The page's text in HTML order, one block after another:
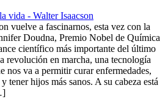
vida - Walter Isaacson
vuelve a fascinarnos, esta vez con la
Doudna, Premio Nobel de Química
científico más importante del último
revolución en marcha, una tecnología
nos va a permitir curar enfermedades,
tener hijos más sanos. A su cabeza está